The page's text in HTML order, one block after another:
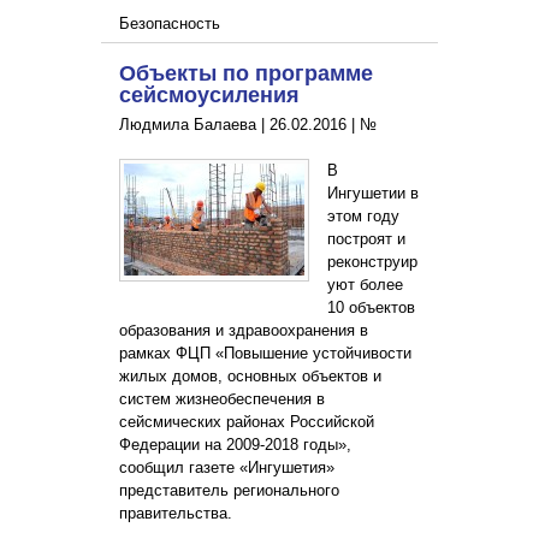
Безопасность
Объекты по программе
сейсмоусиления
Людмила Балаева | 26.02.2016 №
В
Ингушетии в
этом году
построят и
реконструир
уют более
10 объектов
образования и здравоохранения в
рамках ФЦП «Повышение устойчивости
жилых домов, основных объектов и
систем жизнеобеспечения в
сейсмических районах Российской
Федерации на 2009-2018 годы»,
сообщил газете «Ингушетия»
представитель регионального
правительства.